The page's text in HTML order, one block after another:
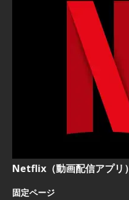
Netflix（動画配信アプリ）
固定ページ